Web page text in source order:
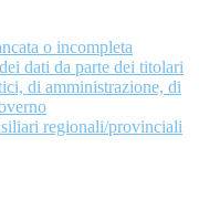
o incompleta
dati da parte dei titolari
di amministrazione, di
regionali/provinciali